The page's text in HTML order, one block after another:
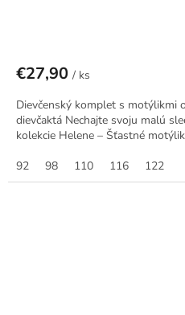
€27,90 / ks
Dievčenský komplet s motýlikmi
dievčaktá Nechajte svoju malú
kolekcie Helene – Šťastné
92
98 110 116 122